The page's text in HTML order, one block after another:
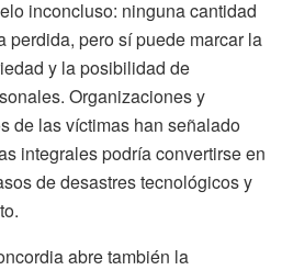
inconcluso: ninguna cantidad
perdida, pero sí puede marcar la
y la posibilidad de
Organizaciones y
de las víctimas han señalado
integrales podría convertirse en
de desastres tecnológicos y
abre también la